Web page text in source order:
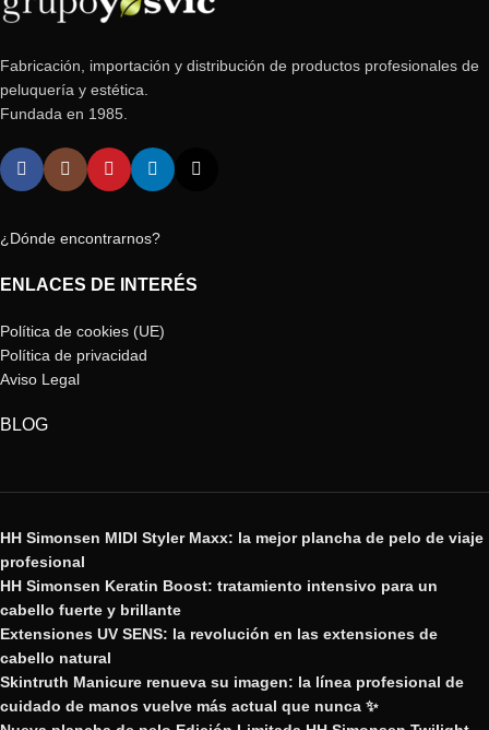
Fabricación, importación y distribución de productos profesionales de
peluquería y estética.
Fundada en 1985.
¿Dónde encontrarnos?
ENLACES DE INTERÉS
Política de cookies (UE)
Política de privacidad
Aviso Legal
BLOG
HH Simonsen MIDI Styler Maxx: la mejor plancha de pelo de viaje
profesional
HH Simonsen Keratin Boost: tratamiento intensivo para un
cabello fuerte y brillante
Extensiones UV SENS: la revolución en las extensiones de
cabello natural
Skintruth Manicure renueva su imagen: la línea profesional de
cuidado de manos vuelve más actual que nunca ✨